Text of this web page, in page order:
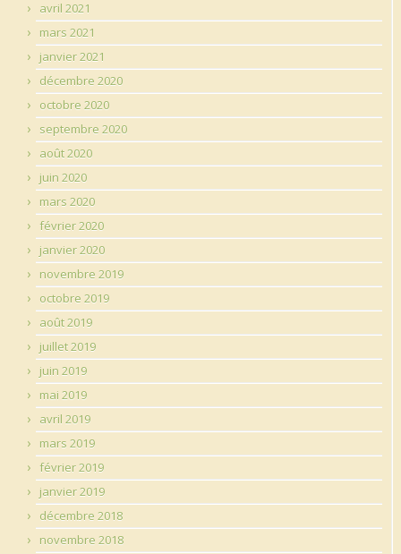
avril 2021
mars 2021
janvier 2021
décembre 2020
octobre 2020
septembre 2020
août 2020
juin 2020
mars 2020
février 2020
janvier 2020
novembre 2019
octobre 2019
août 2019
juillet 2019
juin 2019
mai 2019
avril 2019
mars 2019
février 2019
janvier 2019
décembre 2018
novembre 2018